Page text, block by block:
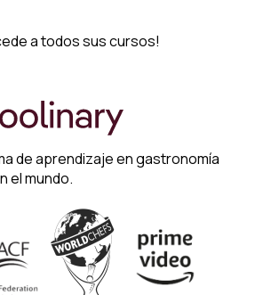
a todos sus cursos!
de aprendizaje en gastronomía
el mundo.